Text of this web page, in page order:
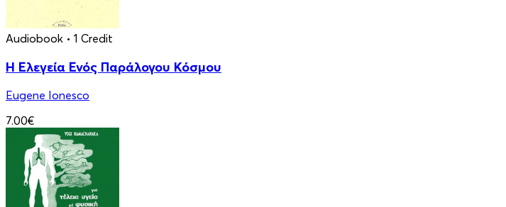
Audiobook • 1 Credit
Η Ελεγεία Ενός Παράλογου Κόσμου
Eugene Ionesco
7.00€